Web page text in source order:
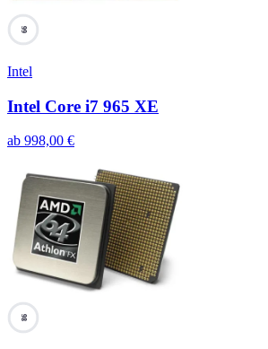
99
Intel
Intel Core i7 965 XE
ab 998,00 €
98